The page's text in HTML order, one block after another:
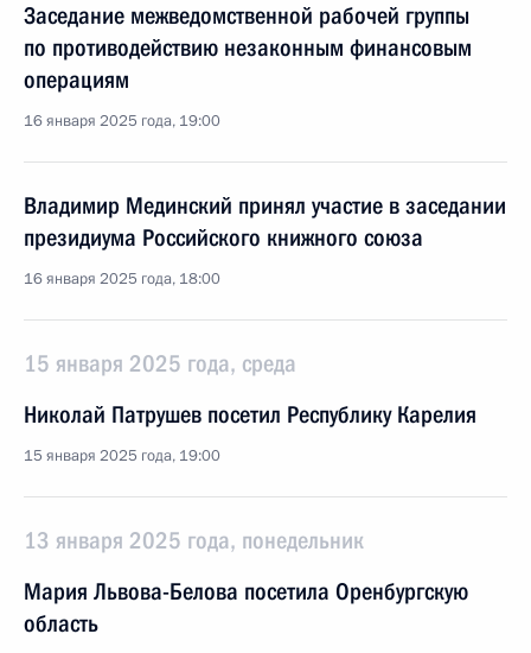
Заседание межведомственной рабочей группы
по противодействию незаконным финансовым
операциям
16 января 2025 года, 19:00
Владимир Мединский принял участие в заседании
президиума Российского книжного союза
16 января 2025 года, 18:00
15 января 2025 года, среда
Николай Патрушев посетил Республику Карелия
15 января 2025 года, 19:00
13 января 2025 года, понедельник
Мария Львова-Белова посетила Оренбургскую
область